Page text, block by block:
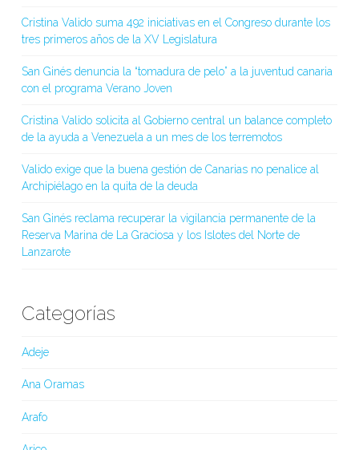
Cristina Valido suma 492 iniciativas en el Congreso durante los
tres primeros años de la XV Legislatura
San Ginés denuncia la “tomadura de pelo” a la juventud canaria
con el programa Verano Joven
Cristina Valido solicita al Gobierno central un balance completo
de la ayuda a Venezuela a un mes de los terremotos
Valido exige que la buena gestión de Canarias no penalice al
Archipiélago en la quita de la deuda
San Ginés reclama recuperar la vigilancia permanente de la
Reserva Marina de La Graciosa y los Islotes del Norte de
Lanzarote
Categorías
Adeje
Ana Oramas
Arafo